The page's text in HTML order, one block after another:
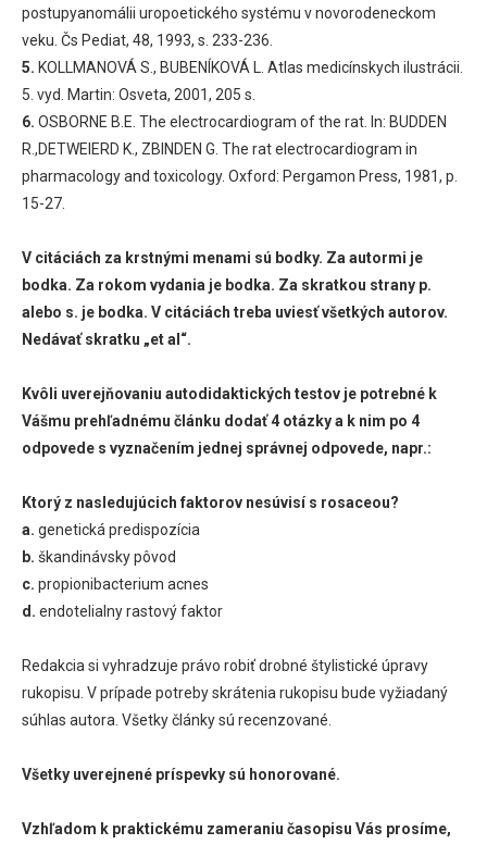
postupyanomálii uropoetického systému v novorodeneckom
veku. Čs Pediat, 48, 1993, s. 233-236.
5. KOLLMANOVÁ S., BUBENÍKOVÁ L. Atlas medicínskych ilustrácii.
5. vyd. Martin: Osveta, 2001, 205 s.
6. OSBORNE B.E. The electrocardiogram of the rat. In: BUDDEN
R.,DETWEIERD K., ZBINDEN G. The rat electrocardiogram in
pharmacology and toxicology. Oxford: Pergamon Press, 1981, p.
15-27.
V citáciách za krstnými menami sú bodky. Za autormi je
bodka. Za rokom vydania je bodka. Za skratkou strany p.
alebo s. je bodka. V citáciách treba uviesť všetkých autorov.
Nedávať skratku „et al“.
Kvôli uverejňovaniu autodidaktických testov je potrebné k
Vášmu prehľadnému článku dodať 4 otázky a k nim po 4
odpovede s vyznačením jednej správnej odpovede, napr.:
Ktorý z nasledujúcich faktorov nesúvisí s rosaceou?
a. genetická predispozícia
b. škandinávsky pôvod
c. propionibacterium acnes
d. endotelialny rastový faktor
Redakcia si vyhradzuje právo robiť drobné štylistické úpravy
rukopisu. V prípade potreby skrátenia rukopisu bude vyžiadaný
súhlas autora. Všetky články sú recenzované.
Všetky uverejnené príspevky sú honorované.
Vzhľadom k praktickému zameraniu časopisu Vás prosíme,